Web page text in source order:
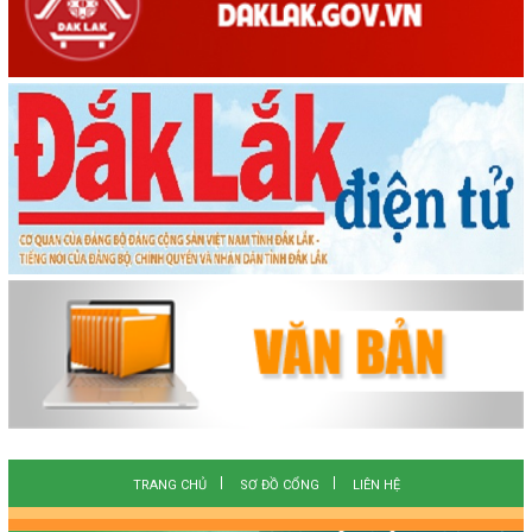
TRANG CHỦ SƠ ĐỒ CỔNG LIÊN HỆ